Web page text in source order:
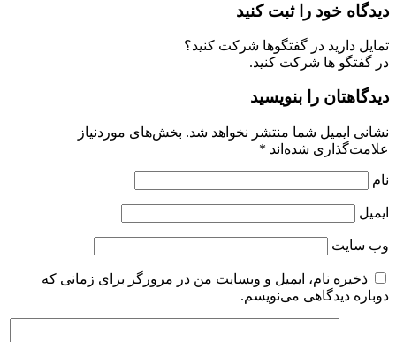
دیدگاه خود را ثبت کنید
تمایل دارید در گفتگوها شرکت کنید؟
در گفتگو ها شرکت کنید.
دیدگاهتان را بنویسید
نشانی ایمیل شما منتشر نخواهد شد. بخش‌های موردنیاز
علامت‌گذاری شده‌اند *
نام
ایمیل
وب‌ سایت
ذخیره نام، ایمیل و وبسایت من در مرورگر برای زمانی که
دوباره دیدگاهی می‌نویسم.